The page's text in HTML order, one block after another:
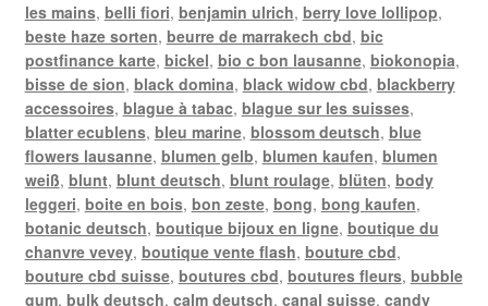
les mains, belli fiori, benjamin ulrich, berry love lollipop,
beste haze sorten, beurre de marrakech cbd, bic
postfinance karte, bickel, bio c bon lausanne, biokonopia,
bisse de sion, black domina, black widow cbd, blackberry
accessoires, blague à tabac, blague sur les suisses,
blatter ecublens, bleu marine, blossom deutsch, blue
flowers lausanne, blumen gelb, blumen kaufen, blumen
weiß, blunt, blunt deutsch, blunt roulage, blüten, body
leggeri, boite en bois, bon zeste, bong, bong kaufen,
botanic deutsch, boutique bijoux en ligne, boutique du
chanvre vevey, boutique vente flash, bouture cbd,
bouture cbd suisse, boutures cbd, boutures fleurs, bubble
gum, bulk deutsch, calm deutsch, canal suisse, candy